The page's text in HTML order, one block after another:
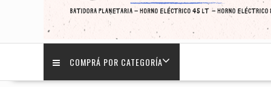
COMPRÁ POR CATEGORÍA